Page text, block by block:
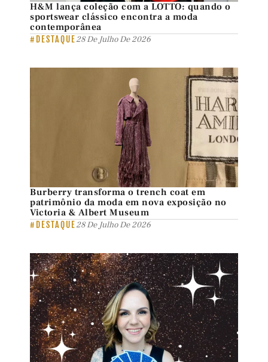
H&M lança coleção com a LOTTO: quando o
sportswear clássico encontra a moda
contemporânea
#DESTAQUE28 De Julho De 2026
Burberry transforma o trench coat em
patrimônio da moda em nova exposição no
Victoria & Albert Museum
#DESTAQUE28 De Julho De 2026